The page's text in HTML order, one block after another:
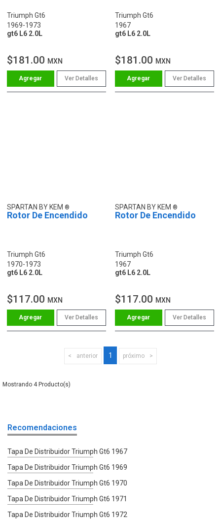
Triumph Gt6
1969-1973
gt6 L6 2.0L
$181.00 MXN
Ver Detalles
Triumph Gt6
1967
gt6 L6 2.0L
$181.00 MXN
Ver Detalles
SPARTAN BY KEM
Rotor De Encendido
Triumph Gt6
1970-1973
gt6 L6 2.0L
$117.00 MXN
Ver Detalles
SPARTAN BY KEM
Rotor De Encendido
Triumph Gt6
1967
gt6 L6 2.0L
$117.00 MXN
Ver Detalles
anterior 1 próximo
4
Recomendaciones
Tapa De Distribuidor Triumph Gt6 1967
Tapa De Distribuidor Triumph Gt6 1969
Tapa De Distribuidor Triumph Gt6 1970
Tapa De Distribuidor Triumph Gt6 1971
Tapa De Distribuidor Triumph Gt6 1972